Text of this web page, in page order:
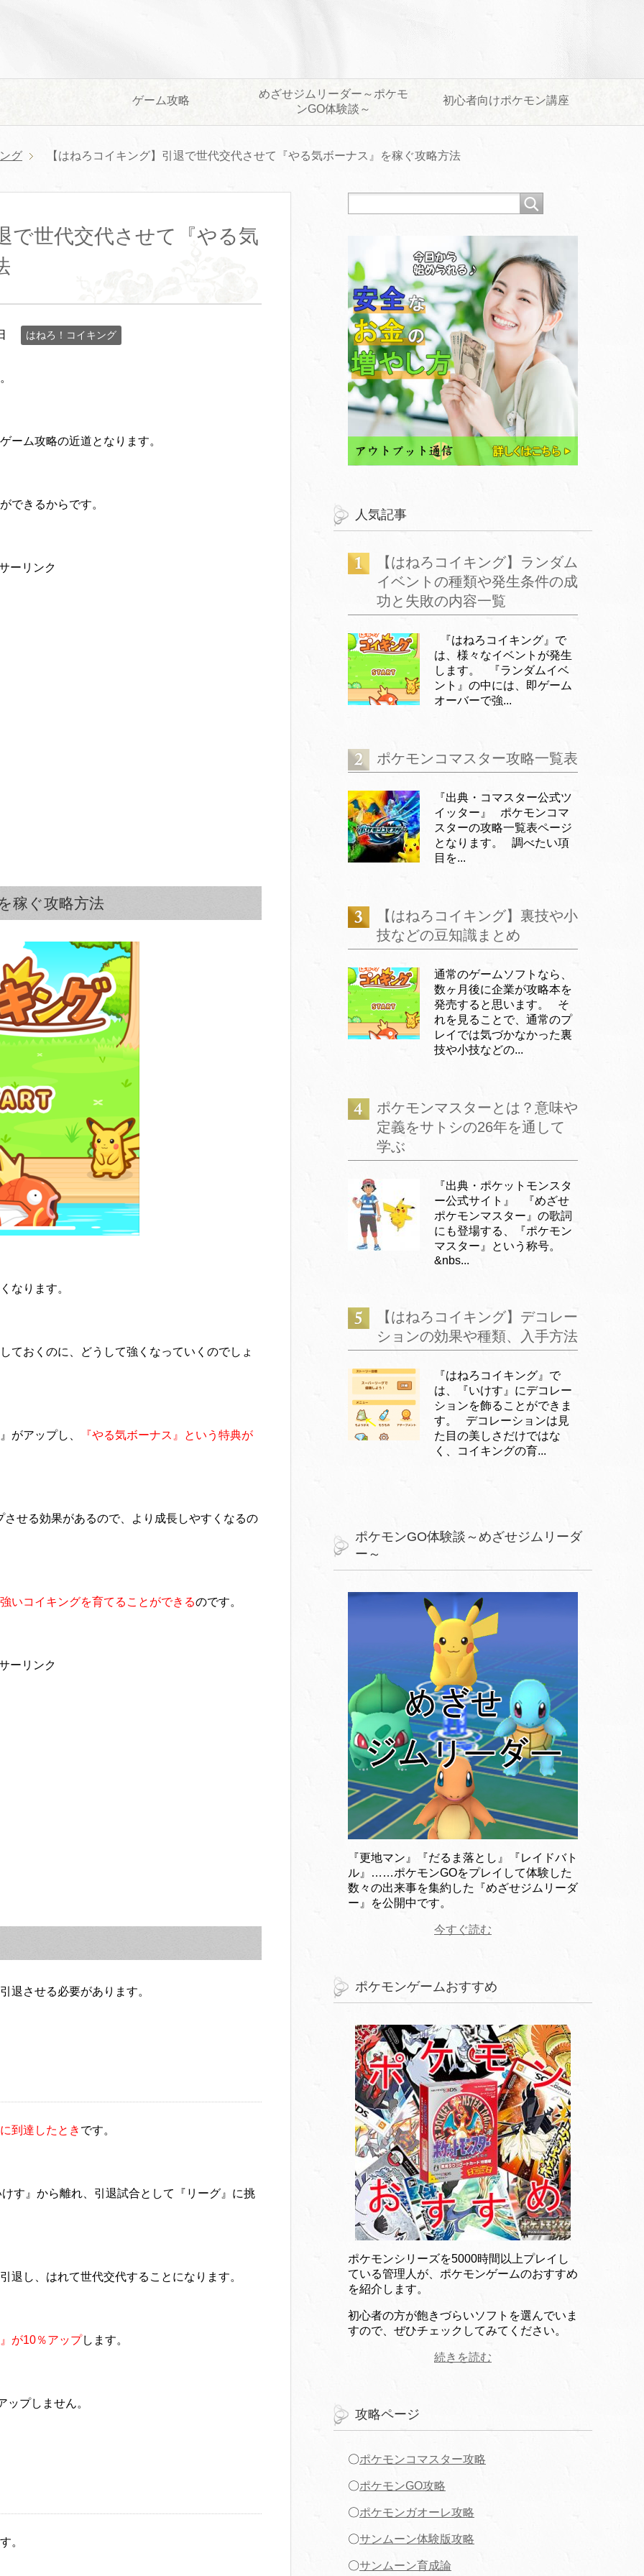
ゲーム攻略
めざせジムリーダー～ポケモ
ンGO体験談～
初心者向けポケモン講座
グ 【はねろコイキング】引退で世代交代させて『やる気ボーナス』を稼ぐ攻略方法
で世代交代させて『やる気
はねろ！コイキング
ーム攻略の近道となります。
できるからです。
ーリンク
稼ぐ攻略方法
なります。
ておくのに、どうして強くなっていくのでしょ
がアップし、 『やる気ボーナス』という特典が
せる効果があるので、より成長しやすくなるの
強いコイキングを育てることができるのです。
ーリンク
退させる必要があります。
到達したとき です。
す』から離れ、引退試合として『リーグ』に挑
退し、はれて世代交代することになります。
が10％アップします。
ップしません。
。
人気記事
【はねろコイキング】ランダム
イベントの種類や発生条件の成
功と失敗の内容一覧
『はねろコイキング』で
は、様々なイベントが発生
します。 『ランダムイベ
ント』の中には、即ゲーム
オーバーで強...
ポケモンコマスター攻略一覧表
『出典・コマスター公式ツ
イッター』 ポケモンコマ
スターの攻略一覧表ページ
となります。 調べたい項
目を...
【はねろコイキング】裏技や小
技などの豆知識まとめ
通常のゲームソフトなら、
数ヶ月後に企業が攻略本を
発売すると思います。 そ
れを見ることで、通常のプ
レイでは気づかなかった裏
技や小技などの...
ポケモンマスターとは？意味や
定義をサトシの26年を通して
学ぶ
『出典・ポケットモンスタ
ー公式サイト』 『めざせ
ポケモンマスター』の歌詞
にも登場する、『ポケモン
マスター』という称号。
&nbs...
【はねろコイキング】デコレー
ションの効果や種類、入手方法
『はねろコイキング』で
は、『いけす』にデコレー
ションを飾ることができま
す。 デコレーションは見
た目の美しさだけではな
く、コイキングの育...
ポケモンGO体験談～めざせジムリーダ
ー～
『更地マン』『だるま落とし』『レイドバト
ル』……ポケモンGOをプレイして体験した
数々の出来事を集約した『めざせジムリーダ
ー』を公開中です。
今すぐ読む
ポケモンゲームおすすめ
ポケモンシリーズを5000時間以上プレイし
ている管理人が、ポケモンゲームのおすすめ
を紹介します。
初心者の方が飽きづらいソフトを選んでいま
すので、ぜひチェックしてみてください。
続きを読む
攻略ページ
〇ポケモンコマスター攻略
〇ポケモンGO攻略
〇ポケモンガオーレ攻略
〇サンムーン体験版攻略
〇サンムーン育成論